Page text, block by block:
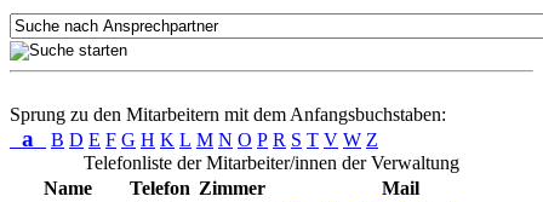
Sprung zu den Mitarbeitern mit dem Anfangsbuchstaben:
a B D E F G H K L M N O P R S T V W Z
Telefonliste der Mitarbeiter/innen der Verwaltung
Name
Telefon Zimmer
Mail